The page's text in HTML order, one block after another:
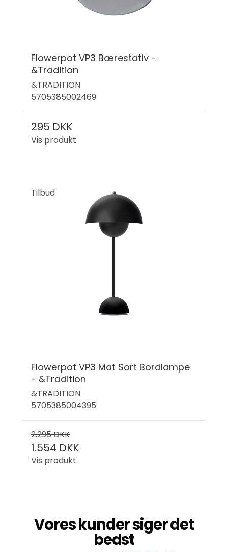
Flowerpot VP3 Bærestativ -
&Tradition
&TRADITION
5705385002469
295 DKK
Vis produkt
Tilbud
Flowerpot VP3 Mat Sort Bordlampe
- &Tradition
&TRADITION
5705385004395
2.295 DKK
1.554 DKK
Vis produkt
Vores kunder siger det
bedst